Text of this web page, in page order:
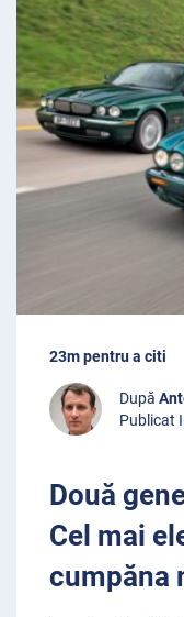
23m pentru a citi
După
Publicat
Două
Cel mai
cumpăna